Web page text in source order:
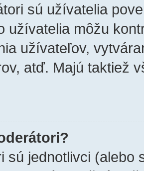
sú užívatelia
užívatelia môžu
užívateľov,
atď. Majú taktiež
sú jednotlivci (alebo